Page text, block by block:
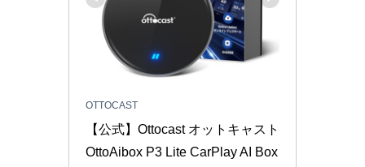
OTTOCAST
【公式】Ottocast オットキャスト
OttoAibox P3 Lite CarPlay AI Box